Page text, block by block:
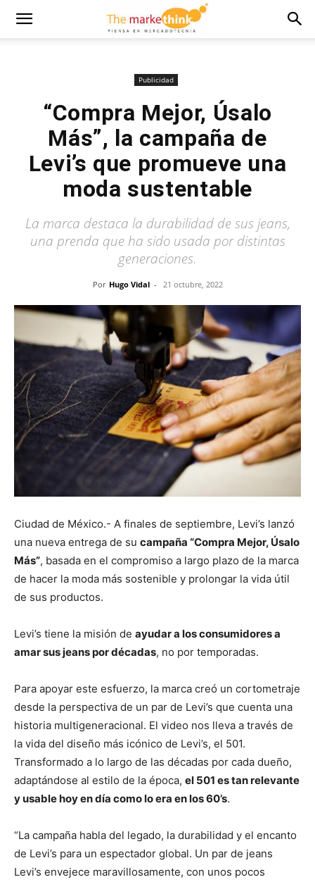
Publicidad
“Compra Mejor, Úsalo
Más”, la campaña de
Levi’s que promueve una
moda sustentable
La marca destaca la durabilidad de sus jeans,
una prenda que ha sido usada por distintas
generaciones.
Por Hugo Vidal - 21 octubre, 2022
Ciudad de México.- A finales de septiembre, Levi’s lanzó
una nueva entrega de su campaña “Compra Mejor, Úsalo
Más”, basada en el compromiso a largo plazo de la marca
de hacer la moda más sostenible y prolongar la vida útil
de sus productos.
Levi’s tiene la misión de ayudar a los consumidores a
amar sus jeans por décadas, no por temporadas.
Para apoyar este esfuerzo, la marca creó un cortometraje
desde la perspectiva de un par de Levi’s que cuenta una
historia multigeneracional. El video nos lleva a través de
la vida del diseño más icónico de Levi’s, el 501.
Transformado a lo largo de las décadas por cada dueño,
adaptándose al estilo de la época, el 501 es tan relevante
y usable hoy en día como lo era en los 60’s.
“La campaña habla del legado, la durabilidad y el encanto
de Levi’s para un espectador global. Un par de jeans
Levi’s envejece maravillosamente, con unos pocos